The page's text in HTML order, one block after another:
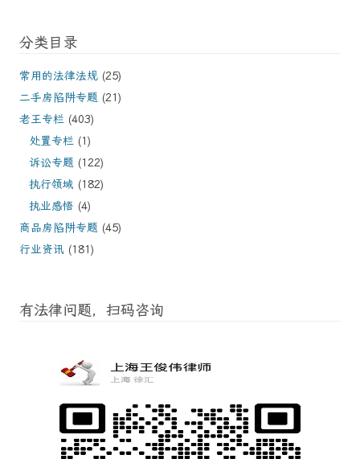
分类目录
常用的法律法规 (25)
二手房陷阱专题 (21)
老王专栏 (403)
处置专栏 (1)
诉讼专题 (122)
执行领域 (182)
执业感悟 (4)
商品房陷阱专题 (45)
行业资讯 (181)
有法律问题，扫码咨询